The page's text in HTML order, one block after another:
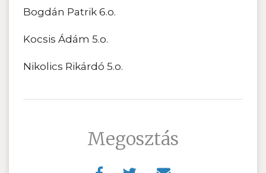
Bogdán Patrik 6.o.
Kocsis Ádám 5.o.
Nikolics Rikárdó 5.o.
Megosztás